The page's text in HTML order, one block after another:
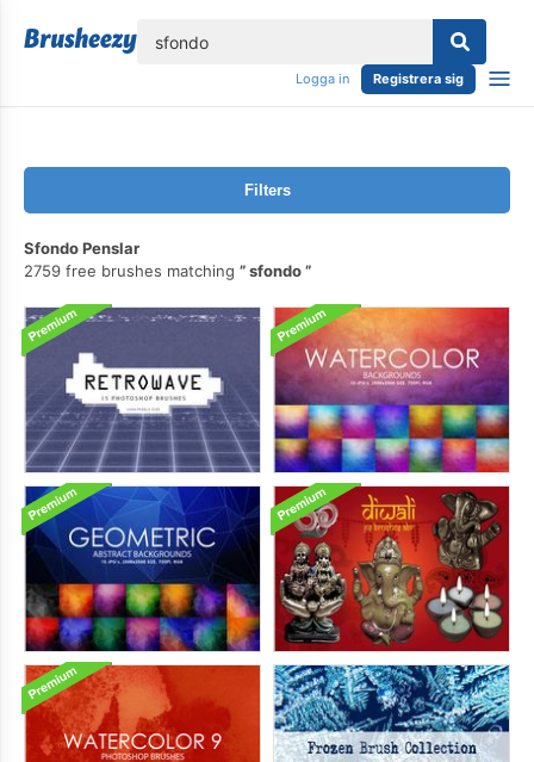
Logga in Registrera sig
Filters
Sfondo Penslar
2759 free brushes matching
sfondo